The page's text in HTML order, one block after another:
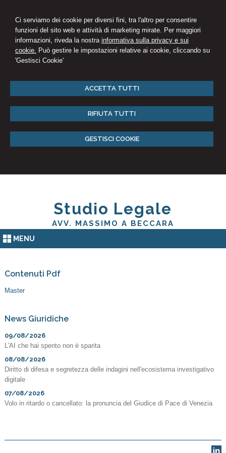
Ci serviamo dei cookie per diversi fini, tra l'altro per consentire
funzioni del sito web e attività di marketing mirate. Per maggiori
informazioni, riveda la nostra informativa sulla privacy e sui
cookie. Può gestire le impostazioni relative ai cookie, cliccando su
'Gestisci Cookie'
ACCETTA TUTTI
RIFIUTA TUTTI
GESTISCI COOKIE
Studio Legale
AVV. MASSIMO A BECCARA
MENU
Contenuti Pdf
Master
News Giuridiche
09/08/2026
L'AI che hai spento non è sparita
08/08/2026
Diritto di difesa e segretezza delle indagini nell'ecosistema investigativo
digitale
07/08/2026
Volo in ritardo o cancellato: la pronuncia del Giudice di Pace di Venezia